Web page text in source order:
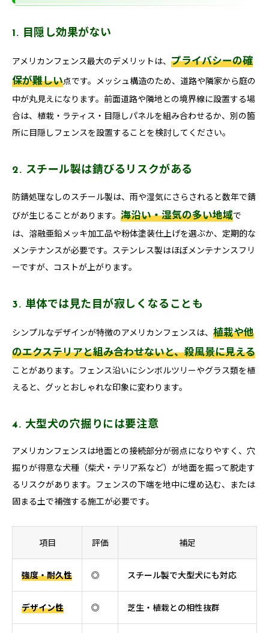
1. 目隠し効果がない
アメリカンフェンス最大のデメリットは、 プライバシーの確
保が難しい点です。メッシュ構造のため、道路や隣家から庭の
中が丸見えになります。前面道路や隣地との境界線に設置する場
合は、植栽・ラティス・目隠しパネルを組み合わせるか、別の箇
所に目隠しフェンスを設置することを検討してください。
2. スチール製は錆びるリスクがある
防錆処理なしのスチール製は、雨や湿気にさらされると数年で錆
びが生じることがあります。 海沿い・湿気の多い地域で
は、溶融亜鉛メッキ加工品や粉体塗装仕上げを選ぶか、定期的な
メンテナンスが必要です。ステンレス製はほぼメンテナンスフリ
ーですが、コストが上がります。
3. 単体では見た目が寂しくなることも
シンプルなデザインが特徴のアメリカンフェンスは、 植栽や他
のエクステリアと組み合わせないと、殺風景に見える
ことがあります。フェンス沿いにシンボルツリーやグラス類を植
えると、グッとおしゃれな印象に変わります。
4. 大型犬の穴掘りには要注意
アメリカンフェンスは地面との接続部分が弱点になりやすく、穴
掘りが得意な犬種（柴犬・テリア系など）が地面を掘って脱走す
るリスクがあります。フェンスの下端を地中に埋め込む、または
固まる土で補強する施工が必要です。
項目 評価 補足
強度・耐久性 ◎ スチール製で大型犬にも対応
デザイン性 ◎ 芝生・植栽との相性抜群